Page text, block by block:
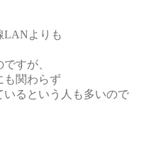
LANよりも
すが、
も関わらず
るという人も多いので